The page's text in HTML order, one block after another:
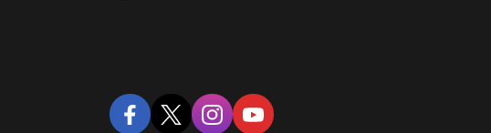
facebooktwitter instagramyoutube